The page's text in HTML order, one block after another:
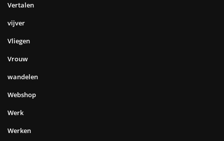
Vertalen
vijver
Vliegen
Vrouw
wandelen
Webshop
Werk
Werken